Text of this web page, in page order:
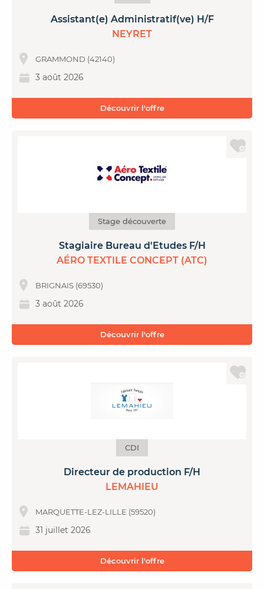
Assistant(e) Administratif(ve) H/F
NEYRET
GRAMMOND (42140)
3 août 2026
Découvrir l'offre
Stage découverte
Stagiaire Bureau d'Etudes F/H
AÉRO TEXTILE CONCEPT (ATC)
BRIGNAIS (69530)
3 août 2026
Découvrir l'offre
CDI
Directeur de production F/H
LEMAHIEU
MARQUETTE-LEZ-LILLE (59520)
31 juillet 2026
Découvrir l'offre